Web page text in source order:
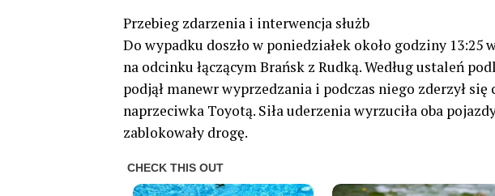
Przebieg zdarzenia i interwencja służb
Do wypadku doszło w poniedziałek około godziny
na odcinku łączącym Brańsk z Rudką. Według ustaleń
podjął manewr wyprzedzania i podczas niego zderzył się
naprzeciwka Toyotą. Siła uderzenia wyrzuciła oba
zablokowały drogę.